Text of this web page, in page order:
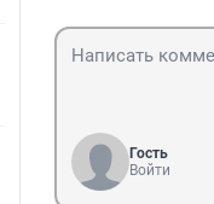
Гость
Войти